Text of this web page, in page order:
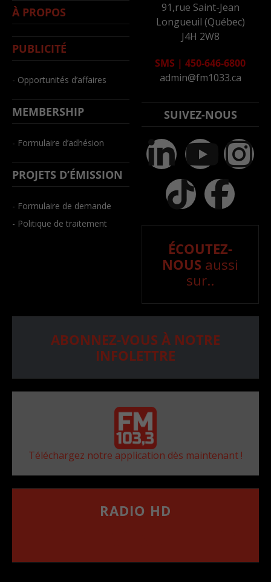
À PROPOS
PUBLICITÉ
- Opportunités d’affaires
MEMBERSHIP
- Formulaire d’adhésion
PROJETS D’ÉMISSION
- Formulaire de demande
- Politique de traitement
91,rue Saint-Jean
Longueuil (Québec)
J4H 2W8
SMS | 450-646-6800
admin@fm1033.ca
SUIVEZ-NOUS
ÉCOUTEZ-
NOUS aussi
sur..
ABONNEZ-VOUS À NOTRE
INFOLETTRE
Téléchargez notre application dès maintenant !
RADIO HD